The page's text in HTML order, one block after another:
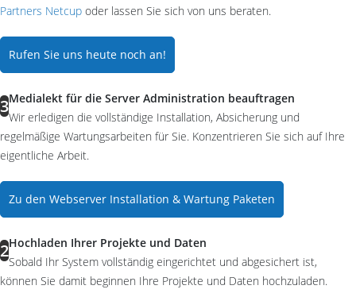
Partners Netcup oder lassen Sie sich von uns beraten.
Rufen Sie uns heute noch an!
3Medialekt für die Server Administration beauftragen
Wir erledigen die vollständige Installation, Absicherung und
regelmäßige Wartungsarbeiten für Sie. Konzentrieren Sie sich auf Ihre
eigentliche Arbeit.
Zu den Webserver Installation & Wartung Paketen
2Hochladen Ihrer Projekte und Daten
Sobald Ihr System vollständig eingerichtet und abgesichert ist,
können Sie damit beginnen Ihre Projekte und Daten hochzuladen.